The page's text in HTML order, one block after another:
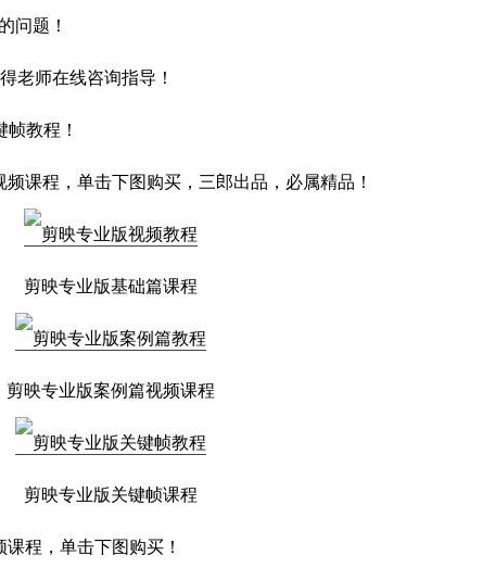
问题！
老师在线咨询指导！
帧教程！
课程，单击下图购买，三郎出品，必属精品！
剪映专业版基础篇课程
剪映专业版案例篇视频课程
剪映专业版关键帧课程
程，单击下图购买！